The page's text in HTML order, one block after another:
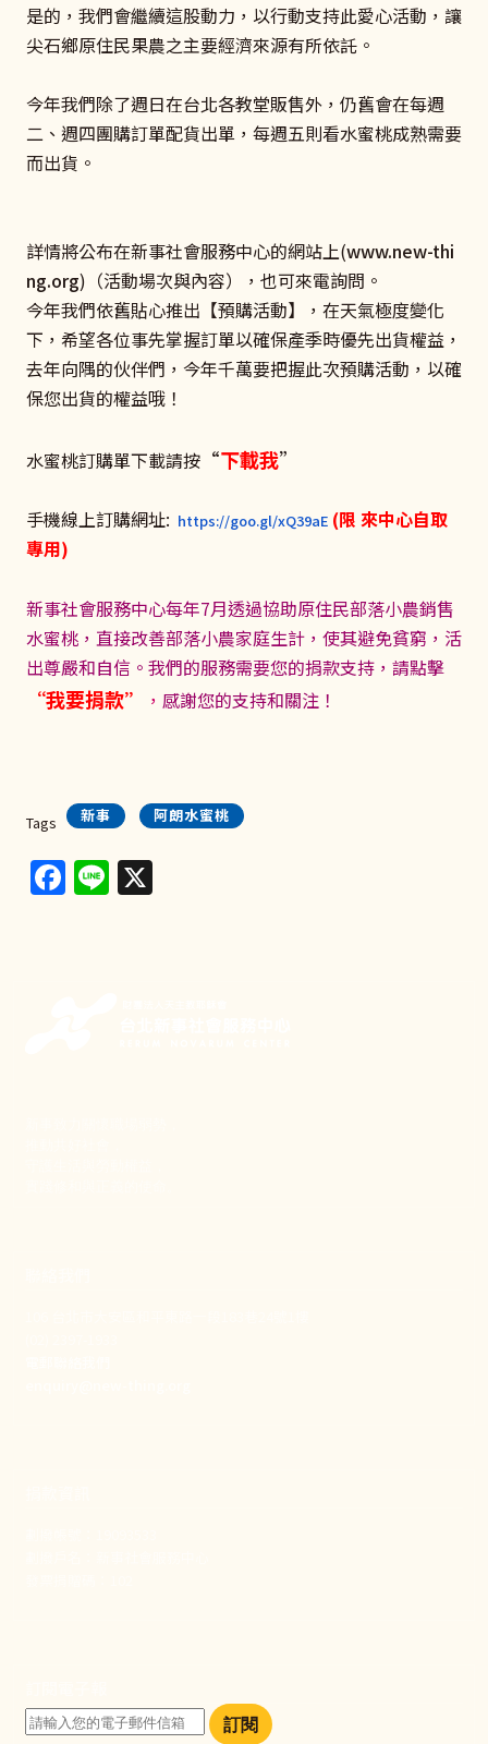
是的，我們會繼續這股動力，以行動支持此愛心活動，讓
尖石鄉原住民果農之主要經濟來源有所依託。
今年我們除了週日在台北各教堂販售外，仍舊會在每週
二、週四團購訂單配貨出單，每週五則看水蜜桃成熟需要
而出貨。
詳情將公布在新事社會服務中心的網站上(www.new-thi
ng.org)（活動場次與內容），也可來電詢問。
今年我們依舊貼心推出【預購活動】，在天氣極度變化
下，希望各位事先掌握訂單以確保產季時優先出貨權益，
去年向隅的伙伴們，今年千萬要把握此次預購活動，以確
保您出貨的權益哦！
水蜜桃訂購單下載請按 “下載我”
手機線上訂購網址: https://goo.gl/xQ39aE (限 來中心自取
專用)
新事社會服務中心每年7月透過協助原住民部落小農銷售
水蜜桃，直接改善部落小農家庭生計，使其避免貧窮，活
出尊嚴和自信。我們的服務需要您的捐款支持，請點擊
“我要捐款” ， 感謝您的支持和關注！
Tags 新事 阿朗水蜜桃
Facebook
Line
訂閱